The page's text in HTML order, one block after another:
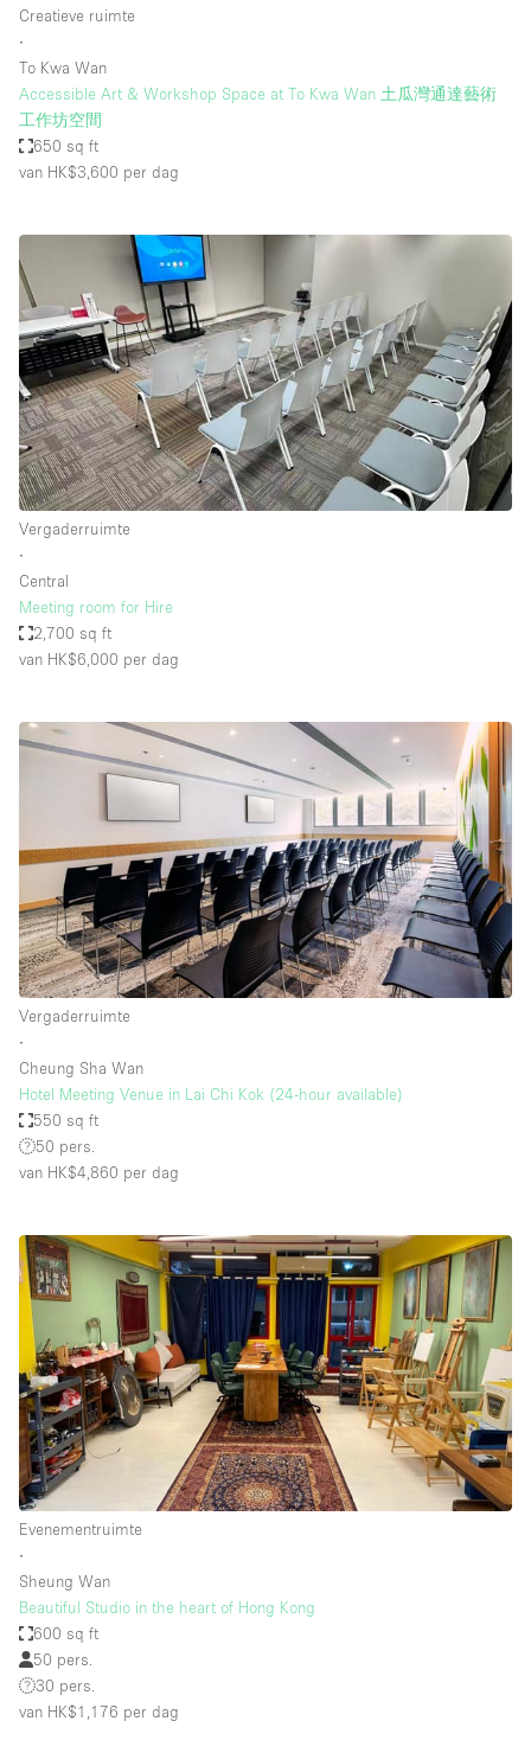
Creatieve ruimte
∙
To Kwa Wan
Accessible Art & Workshop Space at To Kwa Wan 土瓜灣通達藝術
工作坊空間
650 sq ft
van HK$3,600 per dag
Vergaderruimte
∙
Central
Meeting room for Hire
2,700 sq ft
van HK$6,000 per dag
Vergaderruimte
∙
Cheung Sha Wan
Hotel Meeting Venue in Lai Chi Kok (24-hour available)
550 sq ft
50 pers.
van HK$4,860 per dag
Evenementruimte
∙
Sheung Wan
Beautiful Studio in the heart of Hong Kong
600 sq ft
50 pers.
30 pers.
van HK$1,176 per dag